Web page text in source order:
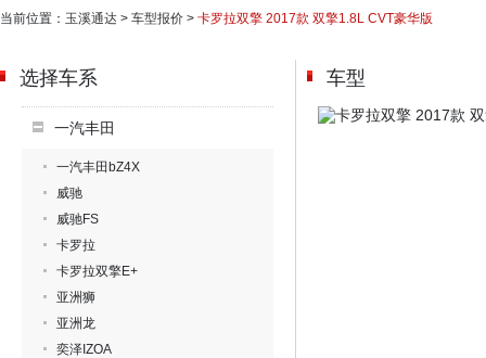
当前位置： 玉溪通达 > 车型报价 > 卡罗拉双擎 2017款 双擎1.8L CVT豪华版
选择车系
一汽丰田
一汽丰田bZ4X
威驰
威驰FS
卡罗拉
卡罗拉双擎E+
亚洲狮
亚洲龙
奕泽IZOA
车型